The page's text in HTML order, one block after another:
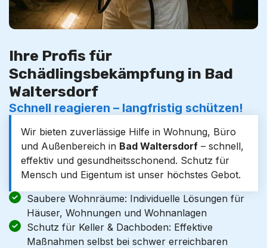
Ihre Profis für
Schädlingsbekämpfung in Bad
Waltersdorf
Schnell reagieren – langfristig schützen!
Wir bieten zuverlässige Hilfe in Wohnung, Büro
und Außenbereich in Bad Waltersdorf – schnell,
effektiv und gesundheitsschonend. Schutz für
Mensch und Eigentum ist unser höchstes Gebot.
Saubere Wohnräume: Individuelle Lösungen für
Häuser, Wohnungen und Wohnanlagen
Schutz für Keller & Dachboden: Effektive
Maßnahmen selbst bei schwer erreichbaren